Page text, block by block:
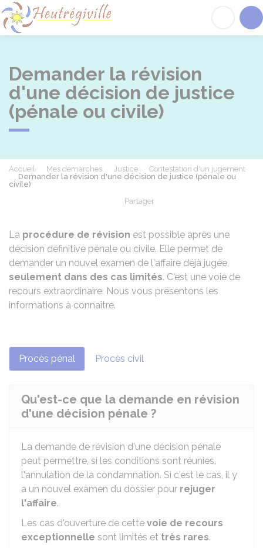
Demander la révision
d'une décision de justice
(pénale ou civile)
Accueil Mes démarches Justice
Contestation d'un jugement
Demander la révision d'une décision de justice (pénale ou
civile)
Partager
La procédure de révision est possible après une
décision définitive pénale ou civile. Elle permet de
demander un nouvel examen de l'affaire déjà jugée,
seulement dans des cas limités. C'est une voie de
recours extraordinaire. Nous vous présentons les
informations à connaître.
Procès pénal Procès civil
Qu'est-ce que la demande en révision
d'une décision pénale ?
La demande de révision d'une décision pénale
peut permettre, si les conditions sont réunies,
l'annulation de la condamnation. Si c'est le cas, il y
a un nouvel examen du dossier pour rejuger
l'affaire.
Les cas d'ouverture de cette voie de recours
exceptionnelle sont limités et très rares.